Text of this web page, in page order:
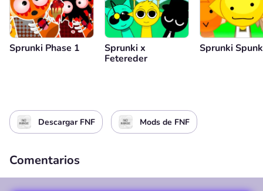
Sprunki Phase 1
Sprunki x
Fetereder
Sprunki
Descargar FNF Mods de FNF
Comentarios